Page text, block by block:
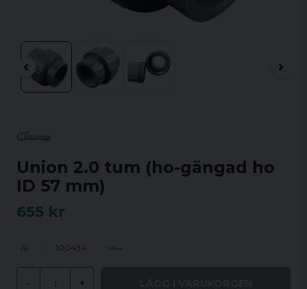
Union 2.0 tum (ho-gängad ho
ID 57 mm)
655 kr
100434
- +